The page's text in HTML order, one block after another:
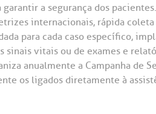
a segurança dos
internacionais, rápida
para cada caso específico,
vitais ou de exames e
anualmente a Campanha de
os ligados diretamente à